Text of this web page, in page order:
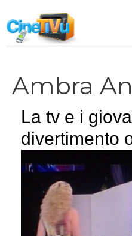
al
contenuto
Ambra
La tv e i
divertimento